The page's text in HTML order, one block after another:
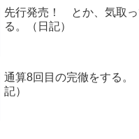
先行発売！ とか、気取っ
る。（日記）
通算8回目の完徹をする。
記）